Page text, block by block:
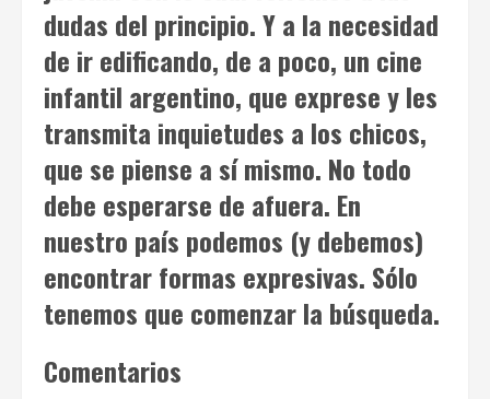
dudas del principio. Y a la necesidad
de ir edificando, de a poco, un cine
infantil argentino, que exprese y les
transmita inquietudes a los chicos,
que se piense a sí mismo. No todo
debe esperarse de afuera. En
nuestro país podemos (y debemos)
encontrar formas expresivas. Sólo
tenemos que comenzar la búsqueda.
Comentarios